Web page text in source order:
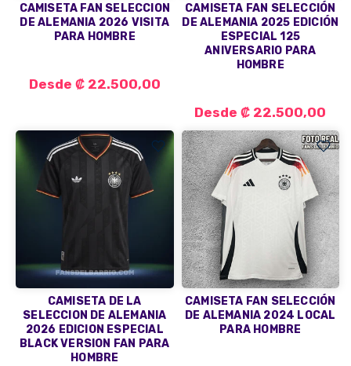
CAMISETA FAN SELECCION
DE ALEMANIA 2026 VISITA
PARA HOMBRE
Desde ₡ 22.500,00
CAMISETA FAN SELECCIÓN
DE ALEMANIA 2025 EDICIÓN
ESPECIAL 125
ANIVERSARIO PARA
HOMBRE
Desde ₡ 22.500,00
CAMISETA DE LA
SELECCION DE ALEMANIA
2026 EDICION ESPECIAL
BLACK VERSION FAN PARA
HOMBRE
CAMISETA FAN SELECCIÓN
DE ALEMANIA 2024 LOCAL
PARA HOMBRE